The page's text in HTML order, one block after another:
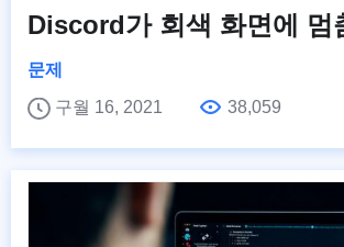
Discord가 회색 화면에 멈
문제
구월 16, 2021
38,059